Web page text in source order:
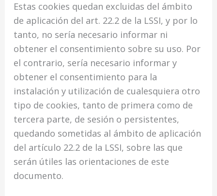
Estas cookies quedan excluidas del ámbito
de aplicación del art. 22.2 de la LSSI, y por lo
tanto, no sería necesario informar ni
obtener el consentimiento sobre su uso. Por
el contrario, sería necesario informar y
obtener el consentimiento para la
instalación y utilización de cualesquiera otro
tipo de cookies, tanto de primera como de
tercera parte, de sesión o persistentes,
quedando sometidas al ámbito de aplicación
del artículo 22.2 de la LSSI, sobre las que
serán útiles las orientaciones de este
documento.